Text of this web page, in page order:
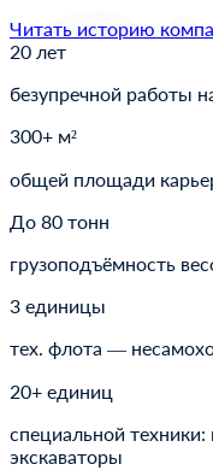
Читать историю
20 лет
безупречной работы
300+ м²
общей площади
До 80 тонн
грузоподъёмность
3 единицы
тех. флота —
20+ единиц
специальной техники:
экскаваторы